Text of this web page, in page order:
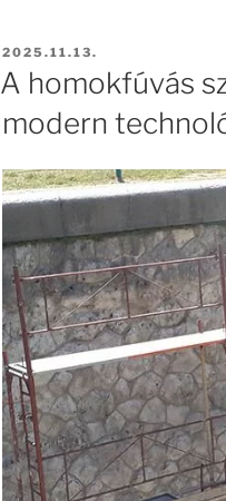
BEKÜLDVE:
2025.11.13.
A homokfúvás
modern